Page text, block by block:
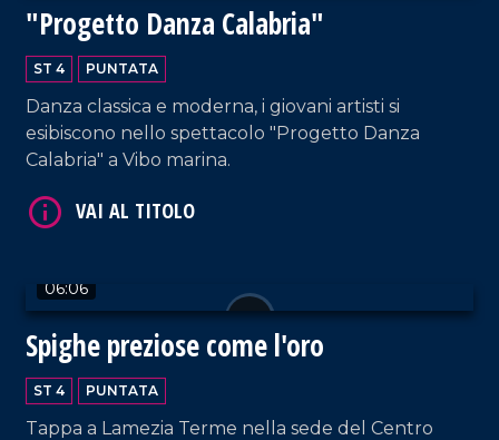
"Progetto Danza Calabria"
ST 4 PUNTATA
Danza classica e moderna, i giovani artisti si
esibiscono nello spettacolo "Progetto Danza
Calabria" a Vibo marina.
06:06
Spighe preziose come l'oro
ST 4 PUNTATA
Tappa a Lamezia Terme nella sede del Centro
VAI AL TITOLO
VAI AL TITOLO